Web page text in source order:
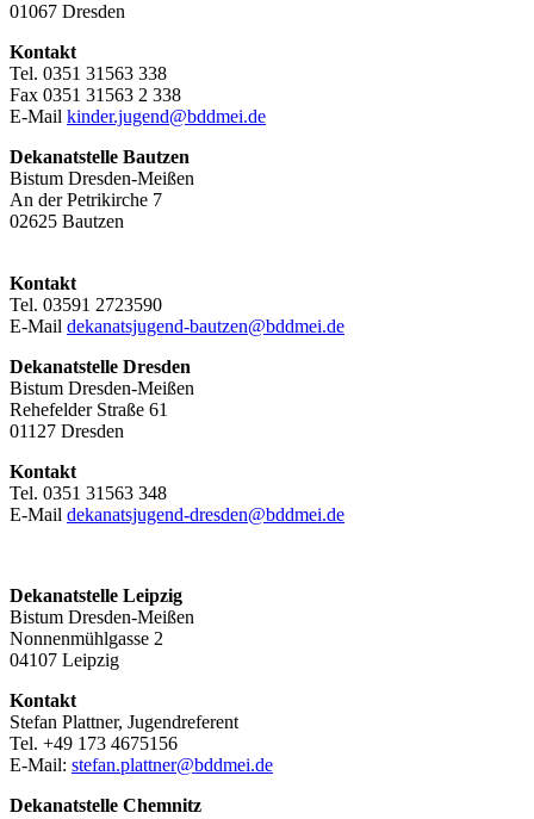
01067 Dresden
Kontakt
Tel. 0351 31563 338
Fax 0351 31563 2 338
E-Mail kinder.jugend@bddmei.de
Dekanatstelle Bautzen
Bistum Dresden-Meißen
An der Petrikirche 7
02625 Bautzen
Kontakt
Tel. 03591 2723590
E-Mail dekanatsjugend-bautzen@bddmei.de
Dekanatstelle Dresden
Bistum Dresden-Meißen
Rehefelder Straße 61
01127 Dresden
Kontakt
Tel. 0351 31563 348
E-Mail dekanatsjugend-dresden@bddmei.de
Dekanatstelle Leipzig
Bistum Dresden-Meißen
Nonnenmühlgasse 2
04107 Leipzig
Kontakt
Stefan Plattner, Jugendreferent
Tel. +49 173 4675156
E-Mail: stefan.plattner@bddmei.de
Dekanatstelle Chemnitz